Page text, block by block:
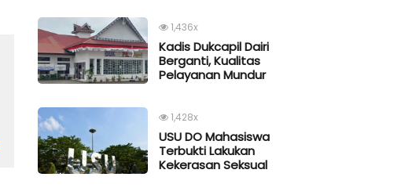
1,436x
Kadis Dukcapil Dairi
Berganti, Kualitas
Pelayanan Mundur
1,428x
USU DO Mahasiswa
Terbukti Lakukan
Kekerasan Seksual